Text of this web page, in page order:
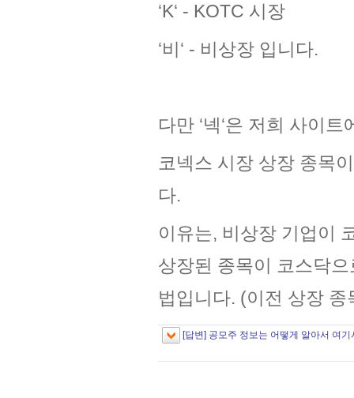
‘K‘ - KOTC 시장
‘비‘ - 비상장 입니다.
다만 ‘넥‘은 저희 사이
코넥스 시장 상장 종목
다.
이유는, 비상장 기업이
상장된 종목이 코스닥
법입니다. (이전 상장 종
[답변] 공모주 정보는 어떻게 알아서 여